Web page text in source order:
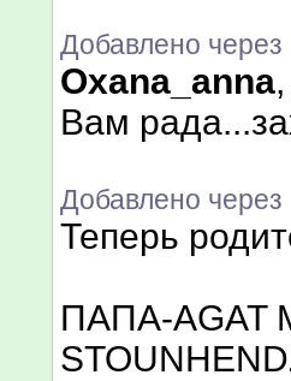
Добавлено через
Oxana_anna
Вам
Добавлено через
Теперь
ПАПА-AGAT